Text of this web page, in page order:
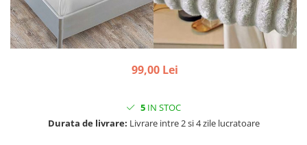
99,00 Lei
5 IN STOC
Durata de livrare: Livrare intre 2 si 4 zile lucratoare